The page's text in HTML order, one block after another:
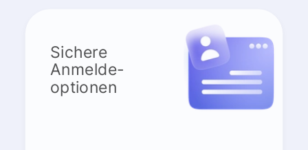
Sichere
Anmelde-
optionen